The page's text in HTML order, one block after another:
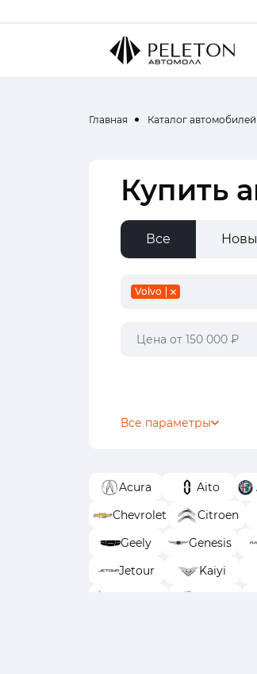
Главная Каталог автомобилей
Купить
Все
Volvo
Все параметры
Acura Aito
Chevrolet
Citroen
Geely
Genesis
Jetour
Kaiyi